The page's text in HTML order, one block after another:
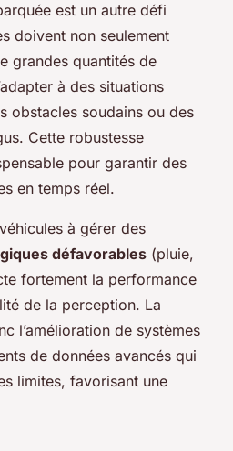
est un autre défi
doivent non seulement
grandes quantités de
à des situations
obstacles soudains ou des
Cette robustesse
pour garantir des
en temps réel.
à gérer des
défavorables (pluie,
fortement la performance
de la perception. La
l’amélioration de systèmes
de données avancés qui
limites, favorisant une